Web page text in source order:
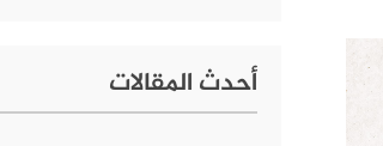
أحدث المقالات